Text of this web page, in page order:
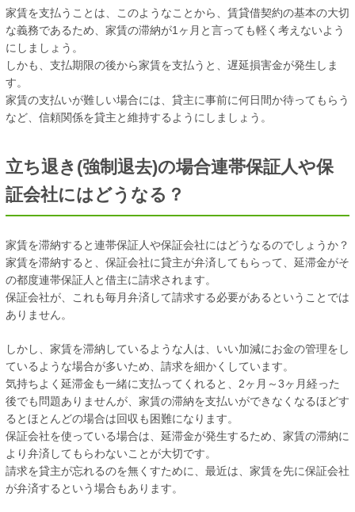
家賃を支払うことは、このようなことから、賃貸借契約の基本の大切
な義務であるため、家賃の滞納が1ヶ月と言っても軽く考えないよう
にしましょう。
しかも、支払期限の後から家賃を支払うと、遅延損害金が発生しま
す。
家賃の支払いが難しい場合には、貸主に事前に何日間か待ってもらう
など、信頼関係を貸主と維持するようにしましょう。
立ち退き(強制退去)の場合連帯保証人や保
証会社にはどうなる？
家賃を滞納すると連帯保証人や保証会社にはどうなるのでしょうか？
家賃を滞納すると、保証会社に貸主が弁済してもらって、延滞金がそ
の都度連帯保証人と借主に請求されます。
保証会社が、これも毎月弁済して請求する必要があるということでは
ありません。
しかし、家賃を滞納しているような人は、いい加減にお金の管理をし
ているような場合が多いため、請求を細かくしています。
気持ちよく延滞金も一緒に支払ってくれると、2ヶ月～3ヶ月経った
後でも問題ありませんが、家賃の滞納を支払いができなくなるほどす
るとほとんどの場合は回収も困難になります。
保証会社を使っている場合は、延滞金が発生するため、家賃の滞納に
より弁済してもらわないことが大切です。
請求を貸主が忘れるのを無くすために、最近は、家賃を先に保証会社
が弁済するという場合もあります。